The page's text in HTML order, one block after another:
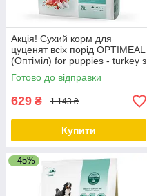
Акція! Сухий корм для
цуценят всіх порід OPTIMEAL
(Оптіміл) for puppies - turkey з
індичкою 4 кг
Готово до відправки
629 ₴ 1 143 ₴
Купити
–45%